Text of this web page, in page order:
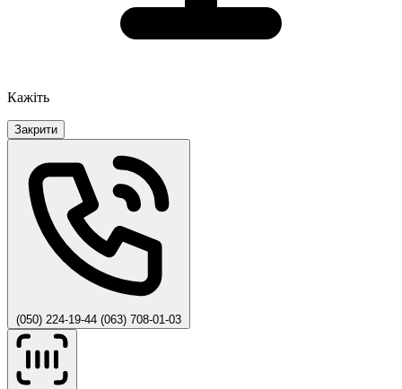
Кажіть
Закрити
(050) 224-19-44 (063) 708-01-03